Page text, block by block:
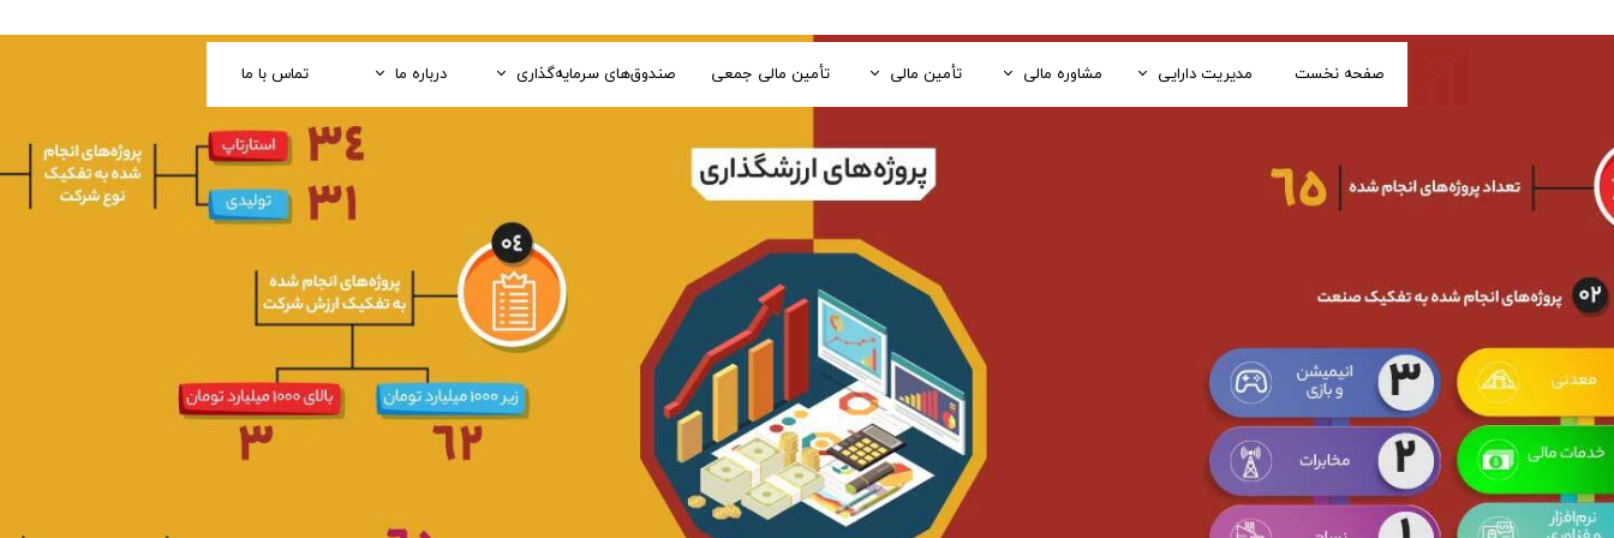
صفحه نخست مدیریت دارایی مشاوره مالی تأمین مالی تأمین مالی جمعی صندوق‌های سرمایه‌گذاری درباره ما تماس با ما